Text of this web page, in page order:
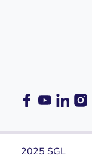
2025 SGL